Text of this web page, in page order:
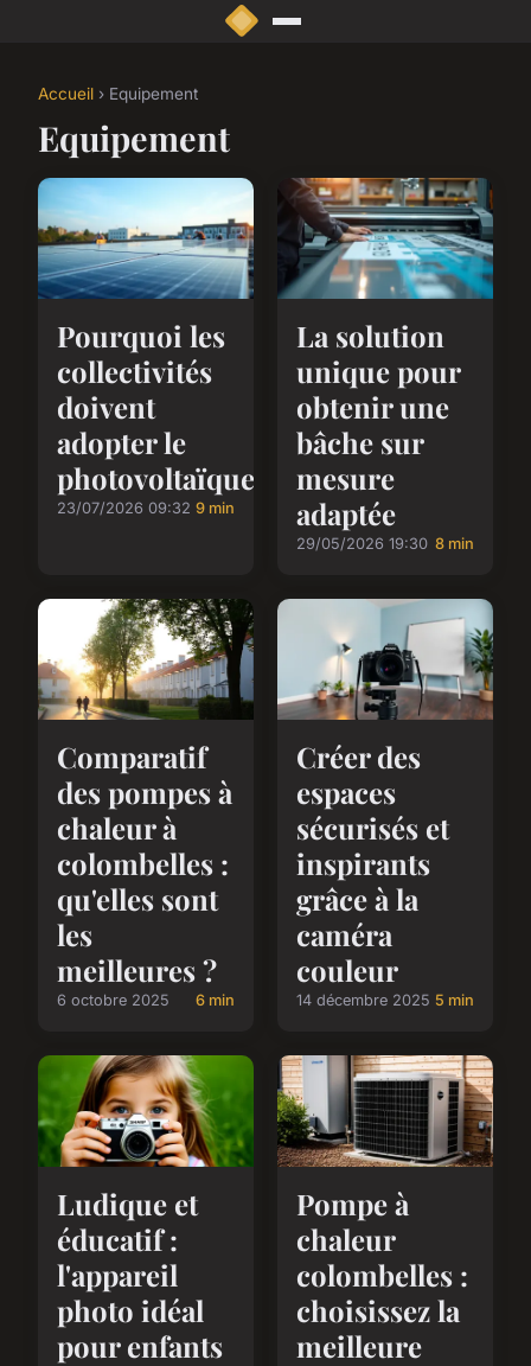
Accueil › Equipement
Equipement
Pourquoi les
collectivités
doivent
adopter le
photovoltaïque
23/07/2026 09:32 9 min
La solution
unique pour
obtenir une
bâche sur
mesure
adaptée
29/05/2026 19:30 8 min
Comparatif
des pompes à
chaleur à
colombelles :
qu'elles sont
les
meilleures ?
6 octobre 2025 6 min
Créer des
espaces
sécurisés et
inspirants
grâce à la
caméra
couleur
14 décembre 2025 5 min
Ludique et
éducatif :
l'appareil
photo idéal
pour enfants
Pompe à
chaleur
colombelles :
choisissez la
meilleure